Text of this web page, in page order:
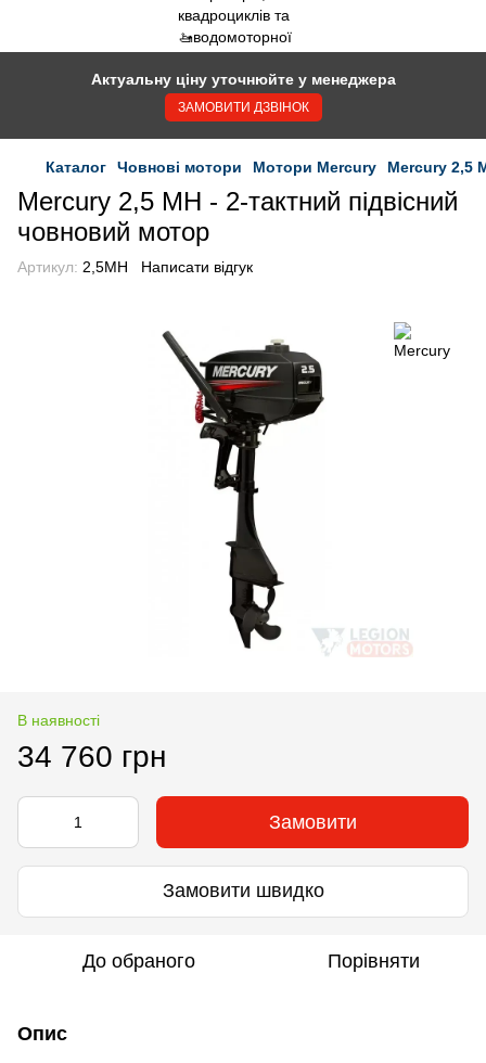
Актуальну ціну уточнюйте у менеджера
ЗАМОВИТИ ДЗВІНОК
Каталог Човнові мотори Мотори Mercury Mercury 2,5
Mercury 2,5 MH - 2-тактний підвісний
човновий мотор
Артикул: 2,5MH Написати відгук
В наявності
34 760 грн
Замовити
Замовити швидко
До обраного Порівняти
Опис